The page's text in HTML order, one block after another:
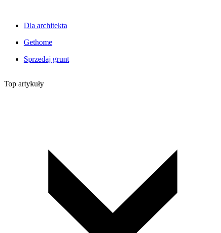
Dla architekta
Gethome
Sprzedaj grunt
Top artykuły